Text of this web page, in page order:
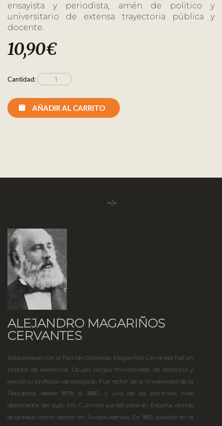
ensayista y periodista, amén de político y
universitario de extensa trayectoria pública y
docente.
10,90€
Cantidad:
AÑADIR AL CARRITO
ALEJANDRO MAGARIÑOS
CERVANTES
Relacionado con el Partido Colorado, Magariños Cervantes fue un
político de excelencia. Ocupó cargos ministeriales, de docencia y
ejerció su profesión de abogado. Fue rector de la Universidad de la
República desde 1878 al 1880, y uno de los escritores más
destacados del siglo XIX. Culminó sus estudios en España, donde
se graduó como doctor en Jurisprudencia. En 1855 publicó en la